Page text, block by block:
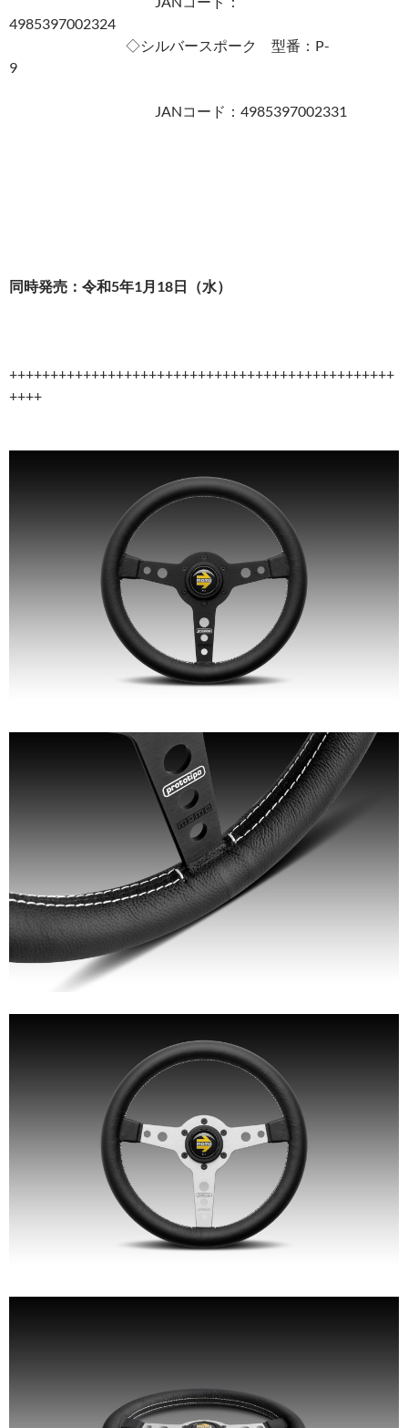
4985397002324
◇シルバースポーク 型番：P-
9
JANコード：4985397002331
同時発売：令和5年1 月 18日（水）
+++++++++++++++++++++++++++++++++++++++++++++++
++++